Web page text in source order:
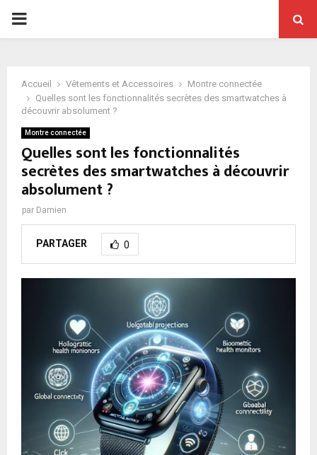
PRIMARY
Accueil Vêtements et Accessoires
Montre connectée
Quelles sont les fonctionnalités secrètes des smartwatches à
découvrir absolument ?
Montre connectée
Quelles sont les fonctionnalités
secrètes des smartwatches à découvrir
absolument ?
par Damien
PARTAGER 0